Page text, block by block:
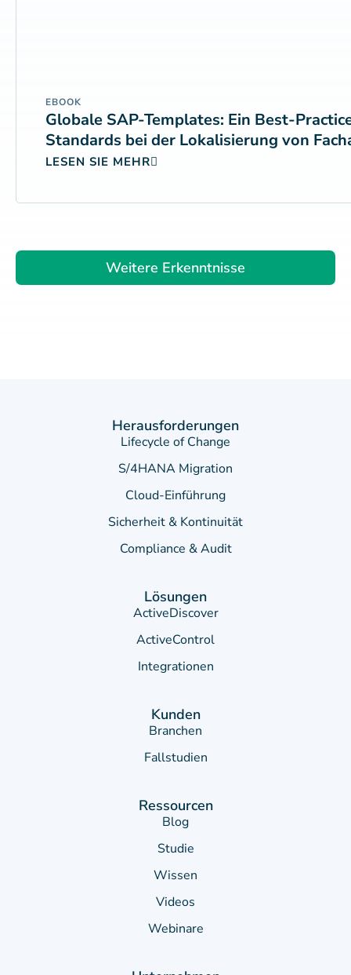
EBOOK
Globale SAP-Templates: Ein Best-
Standards bei der Lokalisierung von
LESEN SIE MEHR
Weitere Erkenntnisse
Herausforderungen
Lifecycle of Change
S/4HANA Migration
Cloud-Einführung
Sicherheit & Kontinuität
Compliance & Audit
Lösungen
ActiveDiscover
ActiveControl
Integrationen
Kunden
Branchen
Fallstudien
Ressourcen
Blog
Studie
Wissen
Videos
Webinare